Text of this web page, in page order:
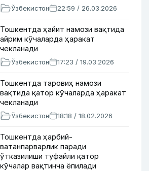
Ўзбекистон 22:59 / 26.03.2026
Тошкентда ҳайит намози вақтида
айрим кўчаларда ҳаракат
чекланади
Ўзбекистон 17:23 / 19.03.2026
Тошкентда таровиҳ намози
вақтида қатор кўчаларда ҳаракат
чекланади
Ўзбекистон 18:18 / 18.02.2026
Тошкентда ҳарбий-
ватанпарварлик паради
ўтказилиши туфайли қатор
кўчалар вақтинча ёпилади